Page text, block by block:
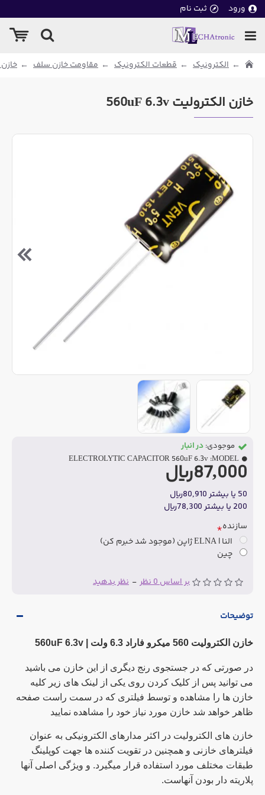
ورود ثبت نام
الکترونیک قطعات الکترونیک مقاومت خازن سلف
خازن الکترولیت 560uF 6.3v
بر اساس 0 نظر - نظر بدهید
87,000ریال
50 یا بیشتر 80,910ریال
200 یا بیشتر 78,300ریال
موجودی: در انبار
MODEL:
ELECTROLYTIC CAPACITOR 560uF 6.3v
سازنده
النا | ELNA ژاپن (موجود شد خبرم کن)
چین
توضیحات
خازن الکترولیت 560 میکرو فاراد 6.3 ولت |
در صورتی که در جستجوی رنج دیگری از این خازن می باشید
می توانید پس از کلیک کردن روی یکی از لینک های زیر کلیه
خازن ها را مشاهده و توسط فیلتری که در سمت راست صفحه
ظاهر خواهد شد خازن مورد نیاز خود را مشاهده نمایید
خازن های الکترولیت در اکثر مدارهای الکترونیکی به عنوان
فیلترهای خازنی و همچنین در تقویت کننده ها جهت کوپلینگ
طبقات مختلف مورد استفاده قرار میگیرد. و ویژگی اصلی آنها
پلاریته دار بودن آنهاست.